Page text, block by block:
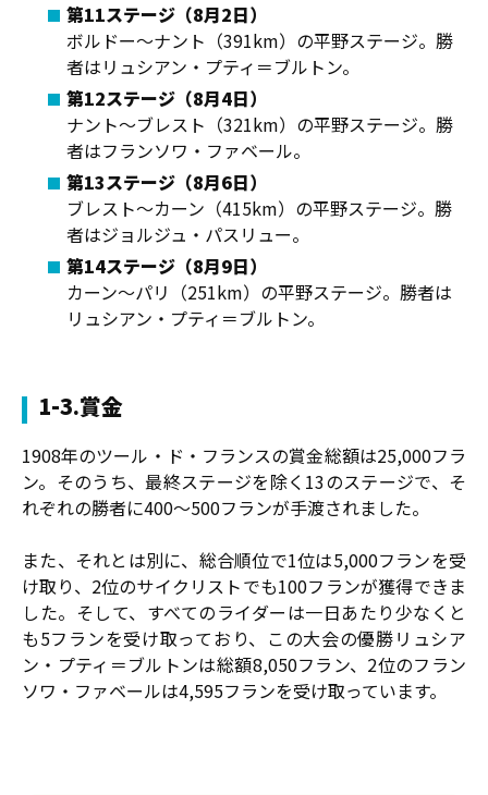
第11ステージ（8月2日）
ボルドー〜ナント（391km）の平野ステージ。勝
者はリュシアン・プティ＝ブルトン。
第12ステージ（8月4日）
ナント〜ブレスト（321km）の平野ステージ。勝
者はフランソワ・ファベール。
第13ステージ（8月6日）
ブレスト〜カーン（415km）の平野ステージ。勝
者はジョルジュ・パスリュー。
第14ステージ（8月9日）
カーン〜パリ（251km）の平野ステージ。勝者は
リュシアン・プティ＝ブルトン。
1-3.賞金
1908年のツール・ド・フランスの賞金総額は25,000フラ
ン。そのうち、最終ステージを除く13のステージで、そ
れぞれの勝者に400〜500フランが手渡されました。
また、それとは別に、総合順位で1位は5,000フランを受
け取り、2位のサイクリストでも100フランが獲得できま
した。そして、すべてのライダーは一日あたり少なくと
も5フランを受け取っており、この大会の優勝リュシア
ン・プティ＝ブルトンは総額8,050フラン、2位のフラン
ソワ・ファベールは4,595フランを受け取っています。